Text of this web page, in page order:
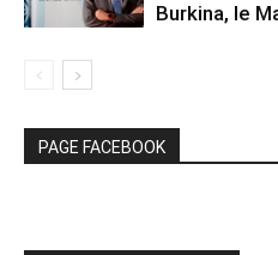
Burkina, le
PAGE FACEBOOK